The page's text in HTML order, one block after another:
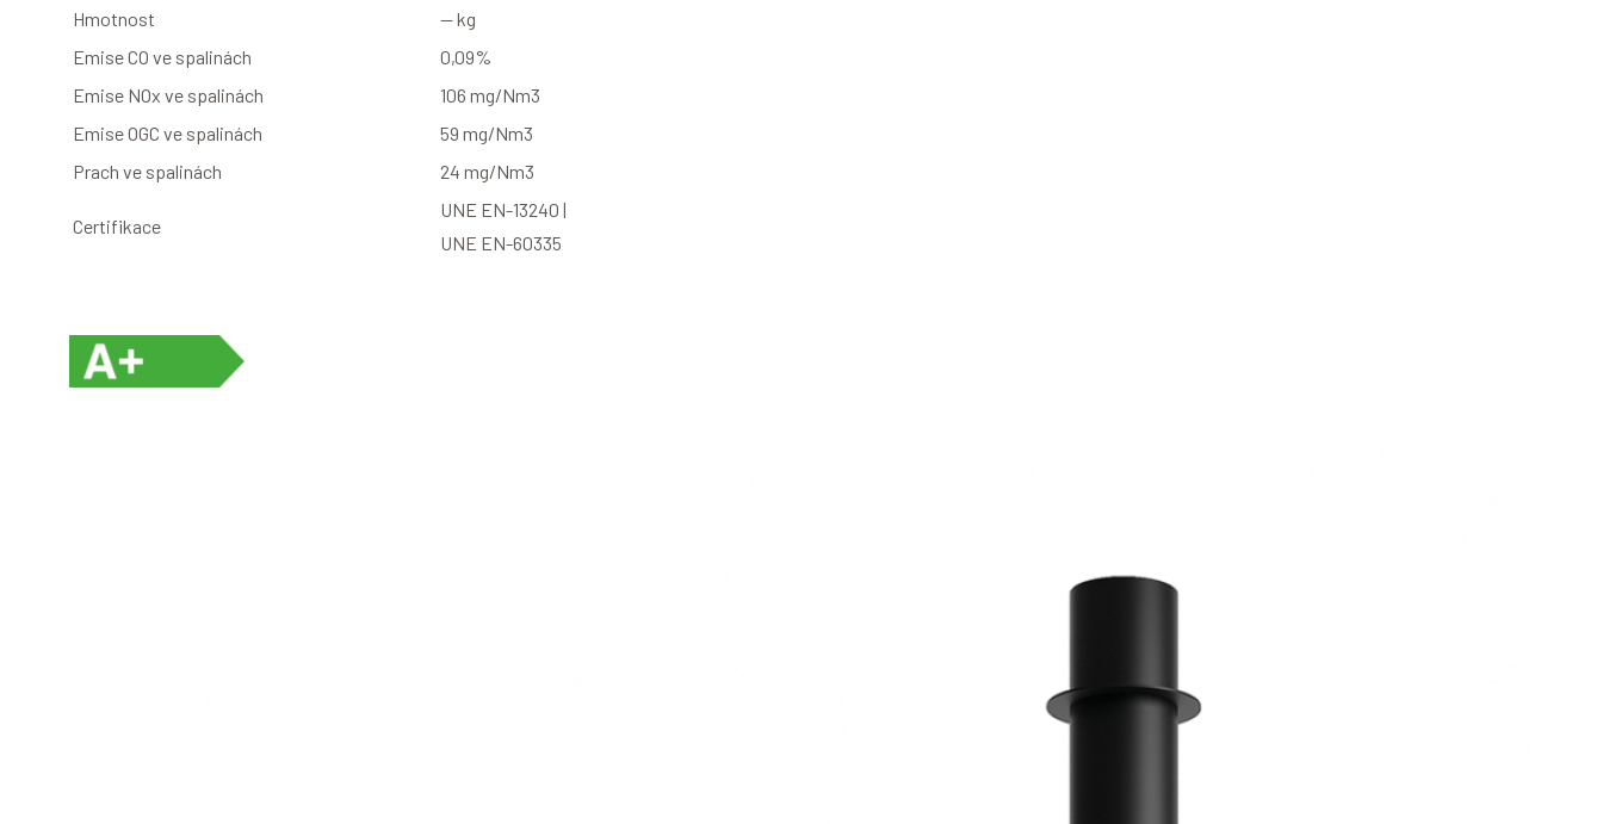
Hmotnost
— kg
Emise CO ve spalinách
0,09%
Emise NOx ve spalinách
106 mg/Nm3
Emise OGC ve spalinách
59 mg/Nm3
Prach ve spalinách
24 mg/Nm3
Certifikace
UNE EN-13240 |
UNE EN-60335